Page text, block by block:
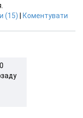
(15)
Коментувати